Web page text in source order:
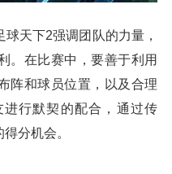
天下2强调团队的力量，
。在比赛中，要善于利用
阵和球员位置，以及合理
行默契的配合，通过传
分机会。